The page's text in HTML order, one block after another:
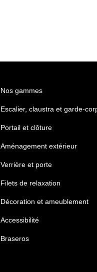
Nos gammes
Escalier, claustra et garde-
Portail et clôture
Aménagement extérieur
Verrière et porte
Filets de relaxation
Décoration et ameublement
Accessibilité
Braseros